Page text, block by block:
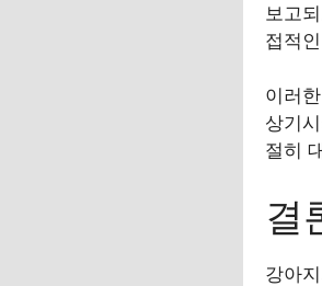
보고
접적
이러
상기
절히
결
강아